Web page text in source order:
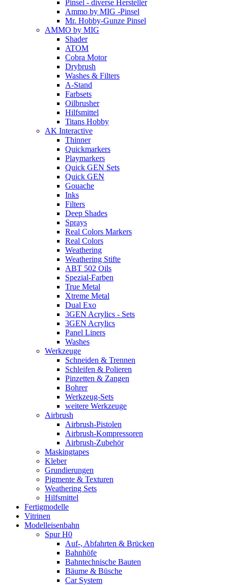
Pinsel - diverse Hersteller
Ammo by MIG -Pinsel
Mr. Hobby-Gunze Pinsel
AMMO by MIG
Shader
ATOM
Cobra Motor
Drybrush
Washes & Filters
A-Stand
Farbsets
Oilbrusher
Hilfsmittel
Titans Hobby
AK Interactive
Thinner
Quickmarkers
Playmarkers
Quick GEN Sets
Quick GEN
Gouache
Inks
Filters
Deep Shades
Sprays
Real Colors Markers
Real Colors
Weathering
Weathering Stifte
ABT 502 Oils
Spezial-Farben
True Metal
Xtreme Metal
Dual Exo
3GEN Acrylics - Sets
3GEN Acrylics
Panel Liners
Washes
Werkzeuge
Schneiden & Trennen
Schleifen & Polieren
Pinzetten & Zangen
Bohrer
Werkzeug-Sets
weitere Werkzeuge
Airbrush
Airbrush-Pistolen
Airbrush-Kompressoren
Airbrush-Zubehör
Maskingtapes
Kleber
Grundierungen
Pigmente & Texturen
Weathering Sets
Hilfsmittel
Fertigmodelle
Vitrinen
Modelleisenbahn
Spur H0
Auf-, Abfahrten & Brücken
Bahnhöfe
Bahntechnische Bauten
Bäume & Büsche
Car System